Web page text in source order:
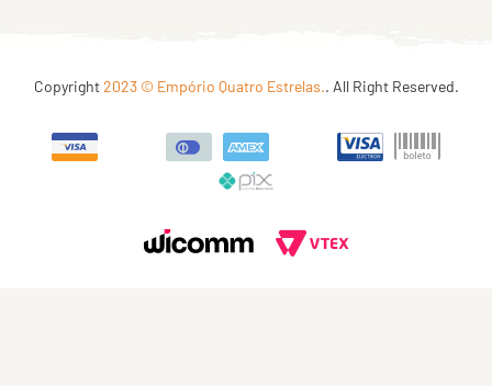
Copyright2023 © Empório Quatro Estrelas.. All Right Reserved.